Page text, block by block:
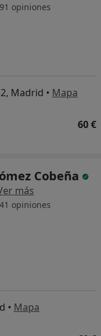
91 opiniones
Madrid • Mapa
60 €
Cobeña
más
41 opiniones
• Mapa